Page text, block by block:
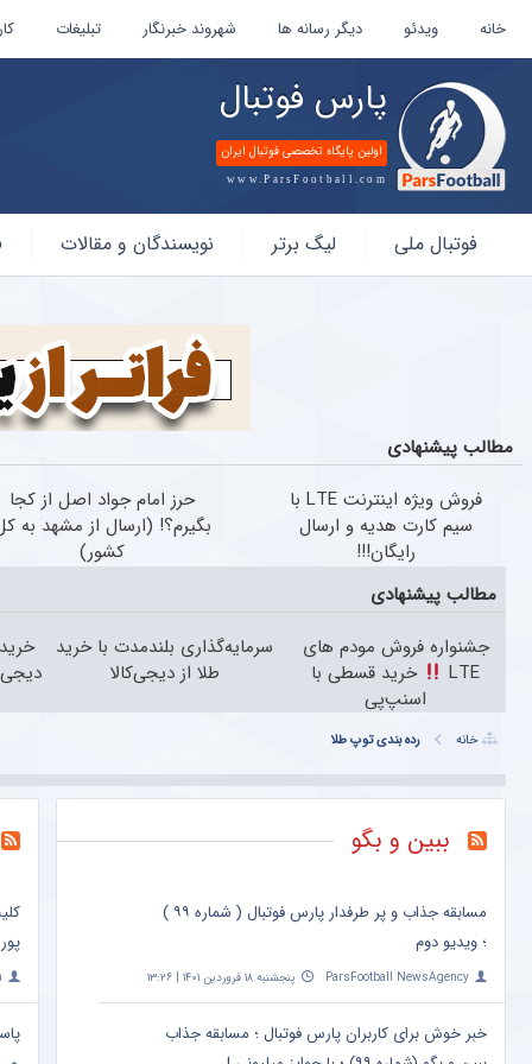
خانه ویدئو دیگر رسانه ها شهروند خبرنگار تبلیغات
پارس فوتبال
اولین پایگاه تخصصی فوتبال ایران
www.ParsFootball.com
فوتبال
فوتبال ملی لیگ برتر نویسندگان و مقالات
مطالب پیشنهادی
فروش ویژه اینترنت LTE با
سیم کارت هدیه و ارسال
رایگان!!!
حرز امام جواد اصل از کجا
بگیرم؟! (ارسال از مشهد به
کشور)
مطالب پیشنهادی
جشنواره فروش مودم های
LTE
خرید قسطی با
اسنپ‌پی
سرمایه‌گذاری بلندمدت با خرید
طلا از دیجی‌کالا
خانه رده بندی توپ طلا
ببین و بگو
مسابقه جذاب و پر طرفدار پارس فوتبال ( شماره ۹۹ )
؛ ویدیو دوم
ParsFootball NewsAgency پنجشنبه ۱۸ فروردین ۱۴۰۱ | ۱۳:۲۶
خبر خوش برای کاربران پارس فوتبال ؛ مسابقه جذاب